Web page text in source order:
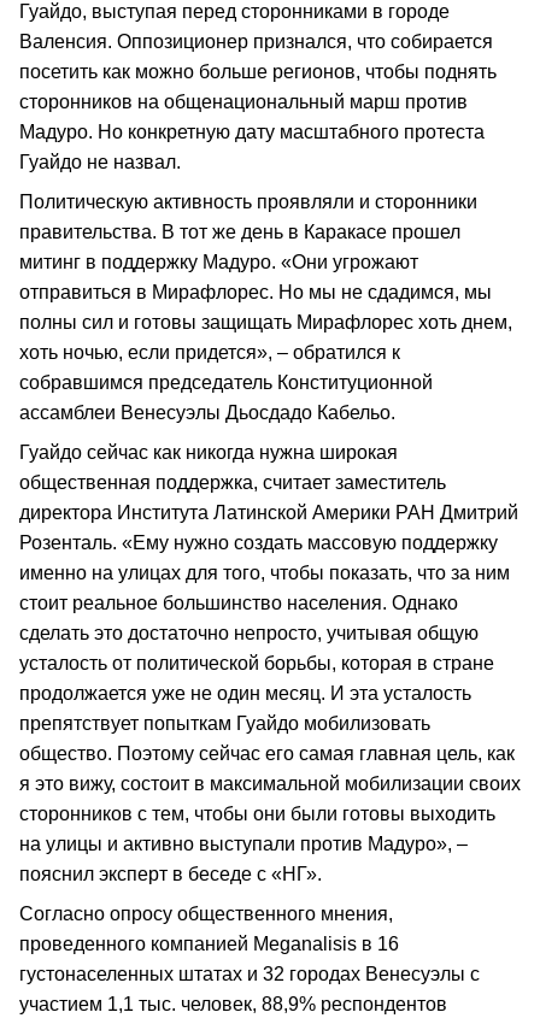
Гуайдо, выступая перед сторонниками в городе
Валенсия. Оппозиционер признался, что собирается
посетить как можно больше регионов, чтобы поднять
сторонников на общенациональный марш против
Мадуро. Но конкретную дату масштабного протеста
Гуайдо не назвал.
Политическую активность проявляли и сторонники
правительства. В тот же день в Каракасе прошел
митинг в поддержку Мадуро. «Они угрожают
отправиться в Мирафлорес. Но мы не сдадимся, мы
полны сил и готовы защищать Мирафлорес хоть днем,
хоть ночью, если придется», – обратился к
собравшимся председатель Конституционной
ассамблеи Венесуэлы Дьосдадо Кабельо.
Гуайдо сейчас как никогда нужна широкая
общественная поддержка, считает заместитель
директора Института Латинской Америки РАН Дмитрий
Розенталь. «Ему нужно создать массовую поддержку
именно на улицах для того, чтобы показать, что за ним
стоит реальное большинство населения. Однако
сделать это достаточно непросто, учитывая общую
усталость от политической борьбы, которая в стране
продолжается уже не один месяц. И эта усталость
препятствует попыткам Гуайдо мобилизовать
общество. Поэтому сейчас его самая главная цель, как
я это вижу, состоит в максимальной мобилизации своих
сторонников с тем, чтобы они были готовы выходить
на улицы и активно выступали против Мадуро», –
пояснил эксперт в беседе с «НГ».
Согласно опросу общественного мнения,
проведенного компанией Meganalisis в 16
густонаселенных штатах и 32 городах Венесуэлы с
участием 1,1 тыс. человек, 88,9% респондентов